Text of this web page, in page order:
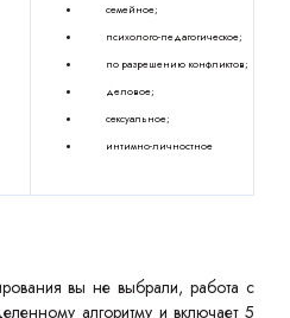
семейное;
психолого-педагогическое;
по разрешению конфликтов;
деловое;
сексуальное;
интимно-личностное
вы не выбрали, работа с
алгоритму и включает 5